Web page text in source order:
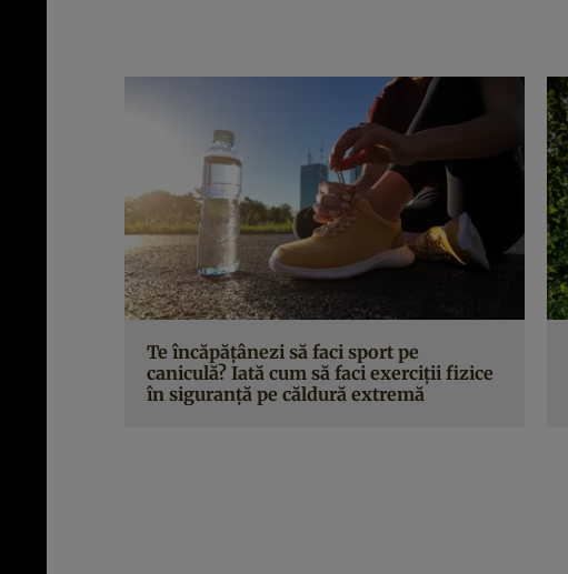
Te încăpățânezi să faci sport pe
caniculă? Iată cum să faci exerciții fizice
în siguranță pe căldură extremă